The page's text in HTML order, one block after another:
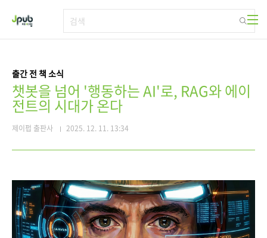
출간 전 책 소식
챗봇을 넘어 '행동하는 AI'로, RAG와 에이
전트의 시대가 온다
제이펍 출판사 2025. 12. 11. 13:34